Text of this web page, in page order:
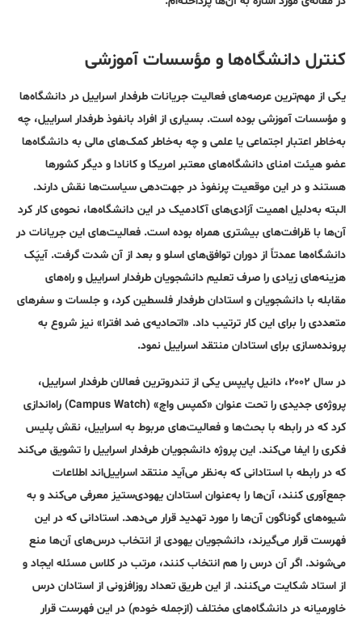
کنترل دانشگاه‌ها و مؤسسات آموزشی
یکی از مهم‌ترین عرصه‌های فعالیت جریانات طرفدار اسراییل در دانشگاه‌ها
و مؤسسات آموزشی بوده است. بسیاری از افراد با‌نفوذ طرفدار اسراییل، چه
به‌خاطر اعتبار اجتماعی یا علمی و چه به‌خاطر کمک‌های مالی به دانشگاه‌ها
عضو هیئت امنای دانشگاه‌های معتبر امریکا و کانادا و دیگر کشورها
هستند و در این موقعیت پر‌نفوذ در جهت‌دهی سیاست‌ها نقش دارند.
البته به‌دلیل اهمیت آزادی‌های آکادمیک در این دانشگاه‌ها، نحوه‌ی کار کرد
آن‌ها با ظرافت‌های بیشتری همراه بوده است. فعالیت‌های این جریانات در
دانشگاه‌ها عمدتاً از دوران توافق‌های اسلو و بعد از آن شدت گرفت. آیپَک
هزینه‌های زیادی را صرف تعلیم دانشجویان طرفدار اسراییل و راه‌های
مقابله با دانشجویان و استادان طرفدار فلسطین کرد، و جلسات و سفر‌های
متعددی را برای این کار ترتیب داد. «اتحادیه‌ی ضد افترا» نیز شروع به
پرونده‌سازی برای استادان منتقد اسراییل نمود.
در سال ۲۰۰۲، دانیل پایپس یکی از تندرو‌ترین فعالان طرفدار اسراییل،
پروژه‌ی جدیدی را تحت عنوان «کمپس واچ» (Campus Watch) راه‌اندازی
کرد که در رابطه با بحث‌ها و فعالیت‌های مربوط به اسراییل، نقش پلیس
فکری را ایفا می‌کند. این پروژه دانشجویان طرفدار اسراییل را تشویق می‌کند
که در رابطه با استادانی که به‌نظر می‌آید منتقد اسراییل‌اند اطلاعات
جمع‌آوری کنند، آن‌ها را به‌عنوان استادان یهودی‌ستیز معرفی می‌کند و به
شیوه‌های گوناگون آن‌ها را مورد تهدید قرار می‌دهد. استادانی که در این
فهرست قرار می‌گیرند، دانشجویان یهودی از انتخاب درس‌های آن‌ها منع
می‌شوند. اگر آن درس را هم انتخاب کنند، مرتب در کلاس مسئله ایجاد و
از استاد شکایت می‌کنند. از این طریق تعداد روز‌افزونی از استادان درس
خاورمیانه در دانشگاه‌های مختلف (ازجمله خودم) در این فهرست قرار